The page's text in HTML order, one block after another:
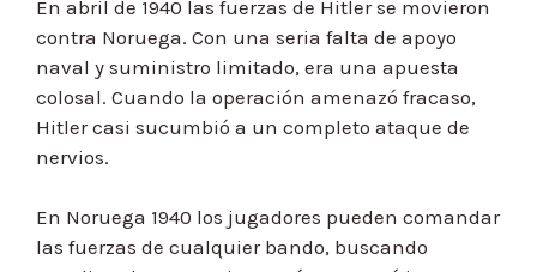
En abril de 1940 las fuerzas de Hitler se movieron
contra Noruega. Con una seria falta de apoyo
naval y suministro limitado, era una apuesta
colosal. Cuando la operación amenazó fracaso,
Hitler casi sucumbió a un completo ataque de
nervios.
En Noruega 1940 los jugadores pueden comandar
las fuerzas de cualquier bando, buscando